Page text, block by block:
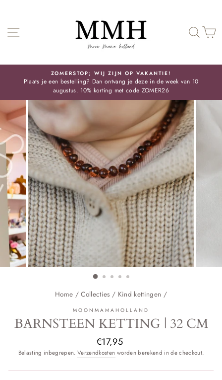
SITE NAVIGATIE
Pauze
slideshow
ZOMERSTOP; WIJ ZIJN OP VAKANTIE!
Plaats je een bestelling? Dan ontvang je deze in de week van 10
augustus. 10% korting met code ZOMER26
Home / Collecties / Kind kettingen /
MOONMAMAHOLLAND
BARNSTEEN KETTING | 32 CM
Normale
prijs
€17,95
Belasting inbegrepen.Verzendkosten worden berekend in de checkout.